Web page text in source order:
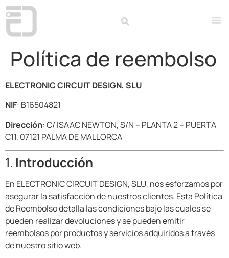
Política de reembolso
ELECTRONIC CIRCUIT DESIGN, SLU
NIF: B16504821
Dirección: C/ ISAAC NEWTON, S/N – PLANTA 2 – PUERTA
C11, 07121 PALMA DE MALLORCA
1. Introducción
En ELECTRONIC CIRCUIT DESIGN, SLU, nos esforzamos por
asegurar la satisfacción de nuestros clientes. Esta Política
de Reembolso detalla las condiciones bajo las cuales se
pueden realizar devoluciones y se pueden emitir
reembolsos por productos y servicios adquiridos a través
de nuestro sitio web.